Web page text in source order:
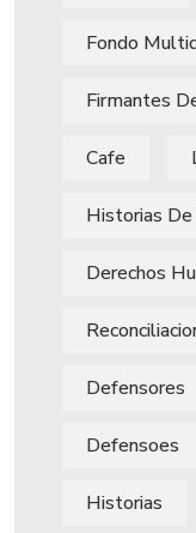
Fondo
Firmantes
Cafe
Historias De
Derechos
Defensores
Defensoes
Historias